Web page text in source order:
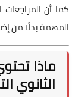
كما أن
المهمة بدلًا من
ماذا
الثانوي